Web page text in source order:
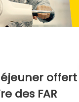
offert
des FAR